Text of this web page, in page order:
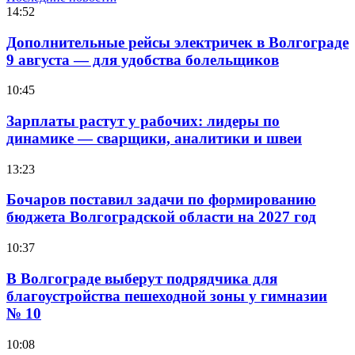
14:52
Дополнительные рейсы электричек в Волгограде
9 августа — для удобства болельщиков
10:45
Зарплаты растут у рабочих: лидеры по
динамике — сварщики, аналитики и швеи
13:23
Бочаров поставил задачи по формированию
бюджета Волгоградской области на 2027 год
10:37
В Волгограде выберут подрядчика для
благоустройства пешеходной зоны у гимназии
№ 10
10:08